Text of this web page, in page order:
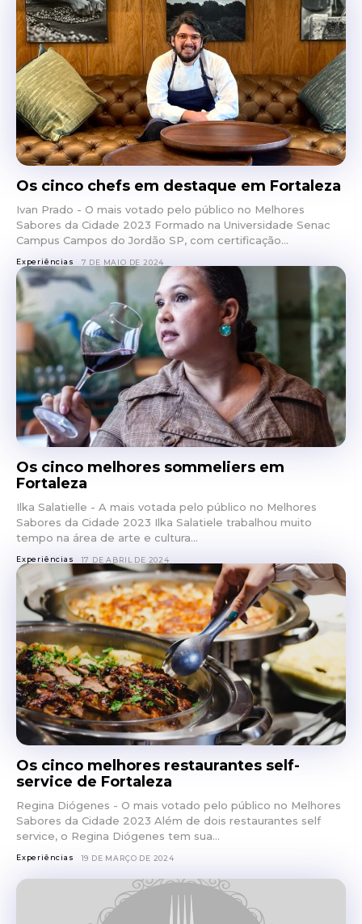
Os cinco chefs em destaque em Fortaleza
Ivan Prado - O mais votado pelo público no Melhores
Sabores da Cidade 2023 Formado na Universidade Senac
Campus Campos do Jordão SP, com certificação...
Experiências 7 DE MAIO DE 2024
Os cinco melhores sommeliers em
Fortaleza
Ilka Salatielle - A mais votada pelo público no Melhores
Sabores da Cidade 2023 Ilka Salatiele trabalhou muito
tempo na área de arte e cultura...
Experiências 17 DE ABRIL DE 2024
Os cinco melhores restaurantes self-
service de Fortaleza
Regina Diógenes - O mais votado pelo público no Melhores
Sabores da Cidade 2023 Além de dois restaurantes self
service, o Regina Diógenes tem sua...
Experiências 19 DE MARÇO DE 2024